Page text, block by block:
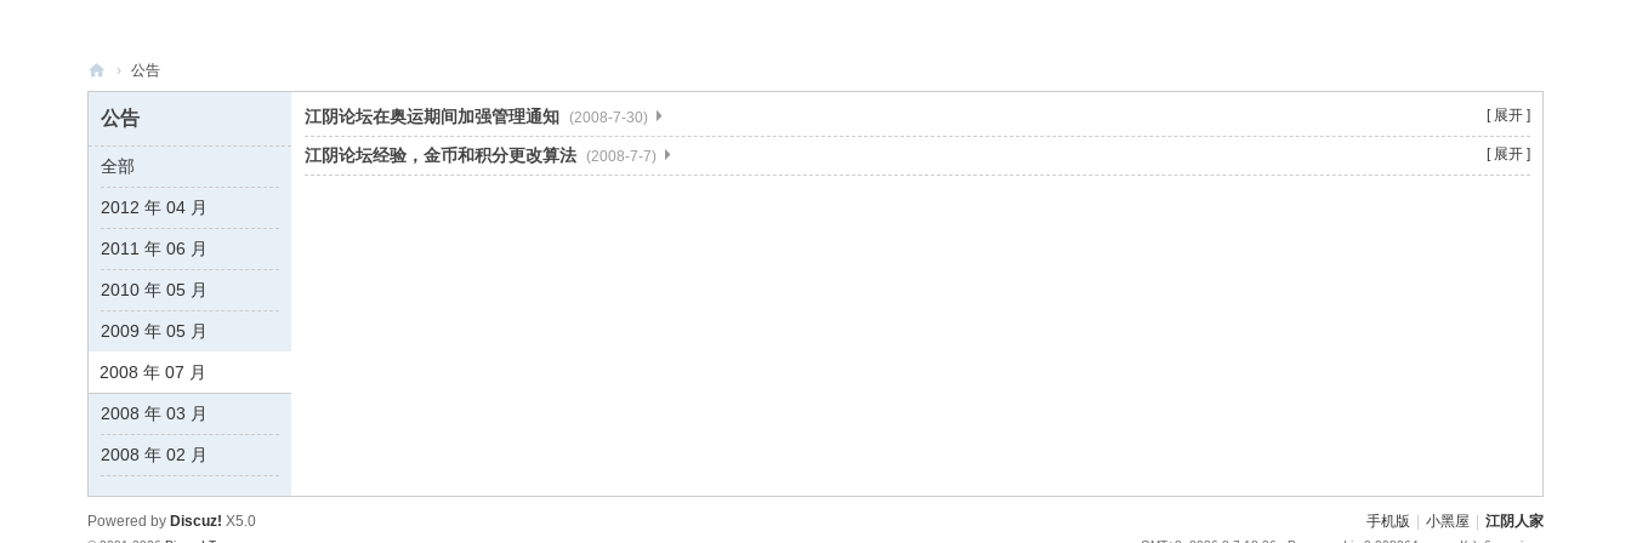
论
坛
› 公告
江阴论坛在奥运期间加强管理通知 (2008-7-30) [ 展开 ]
江阴论坛经验，金币和积分更改算法 (2008-7-7) [ 展开 ]
公告
全部
2012 年 04 月
2011 年 06 月
2010 年 05 月
2009 年 05 月
2008 年 07 月
2008 年 03 月
2008 年 02 月
手机版 小黑屋 江阴人家
Powered by Discuz! X5.0